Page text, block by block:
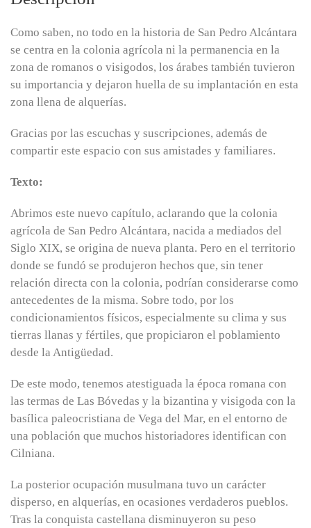
Como saben, no todo en la historia de San Pedro Alcántara
se centra en la colonia agrícola ni la permanencia en la
zona de romanos o visigodos, los árabes también tuvieron
su importancia y dejaron huella de su implantación en esta
zona llena de alquerías.
Gracias por las escuchas y suscripciones, además de
compartir este espacio con sus amistades y familiares.
Texto:
Abrimos este nuevo capítulo, aclarando que la colonia
agrícola de San Pedro Alcántara, nacida a mediados del
Siglo XIX, se origina de nueva planta. Pero en el territorio
donde se fundó se produjeron hechos que, sin tener
relación directa con la colonia, podrían considerarse como
antecedentes de la misma. Sobre todo, por los
condicionamientos físicos, especialmente su clima y sus
tierras llanas y fértiles, que propiciaron el poblamiento
desde la Antigüedad.
De este modo, tenemos atestiguada la época romana con
las termas de Las Bóvedas y la bizantina y visigoda con la
basílica paleocristiana de Vega del Mar, en el entorno de
una población que muchos historiadores identifican con
Cilniana.
La posterior ocupación musulmana tuvo un carácter
disperso, en alquerías, en ocasiones verdaderos pueblos.
Tras la conquista castellana disminuyeron su peso